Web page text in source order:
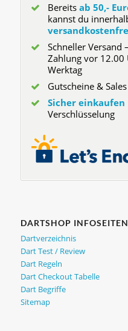
Bereits ab 50,-
kannst du
Schneller Versand
Zahlung vor 12.00
Werktag
Gutscheine & Sales
Sicher einkaufen
Verschlüsselung
DARTSHOP INFOSEITEN
Dartverzeichnis
Dart Test / Review
Dart Regeln
Dart Checkout Tabelle
Dart Begriffe
Sitemap